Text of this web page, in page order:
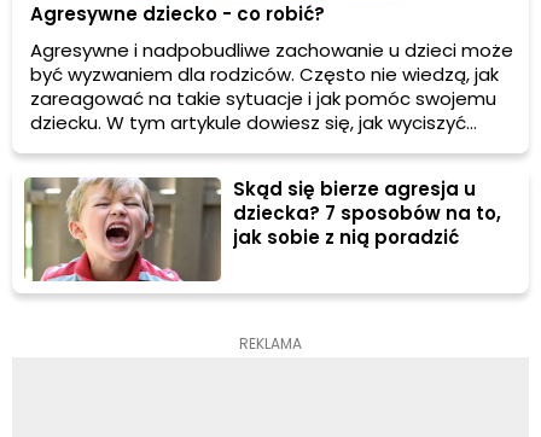
Agresywne dziecko - co robić?
Agresywne i nadpobudliwe zachowanie u dzieci może
być wyzwaniem dla rodziców. Często nie wiedzą, jak
zareagować na takie sytuacje i jak pomóc swojemu
dziecku. W tym artykule dowiesz się, jak wyciszyć
agresywne i nadpobudliwe dziecko oraz jak
zapobiegać tego rodzaju zachowaniom.
Skąd się bierze agresja u
dziecka? 7 sposobów na to,
jak sobie z nią poradzić
REKLAMA